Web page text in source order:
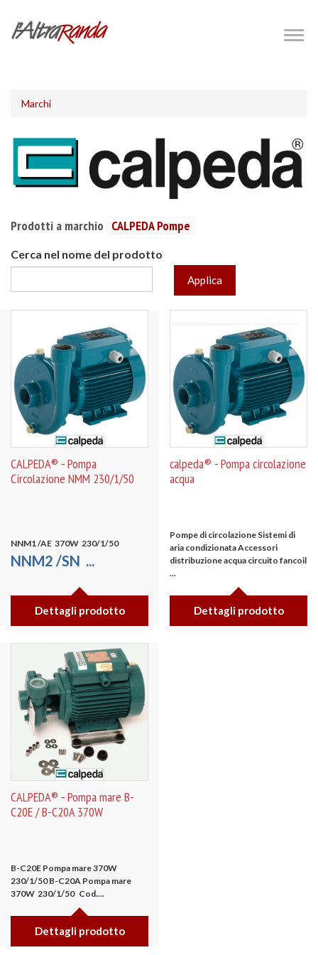
Marchi
Prodotti a marchio CALPEDA Pompe
Cerca nel nome del prodotto
Applica
CALPEDA® - Pompa
Circolazione NMM 230/1/50
NNM1/AE 370W 230/1/50
NNM2 /SN ...
Dettagli prodotto
calpeda® - Pompa circolazione
acqua
Pompe di circolazione Sistemi di
aria condizionataAccessori
distribuzione acqua circuito fancoil
...
Dettagli prodotto
CALPEDA® - Pompa mare B-
C20E / B-C20A 370W
B-C20E Pompa mare370W
230/1/50 B-C20A Pompa mare
370W 230/1/50 Cod....
Dettagli prodotto